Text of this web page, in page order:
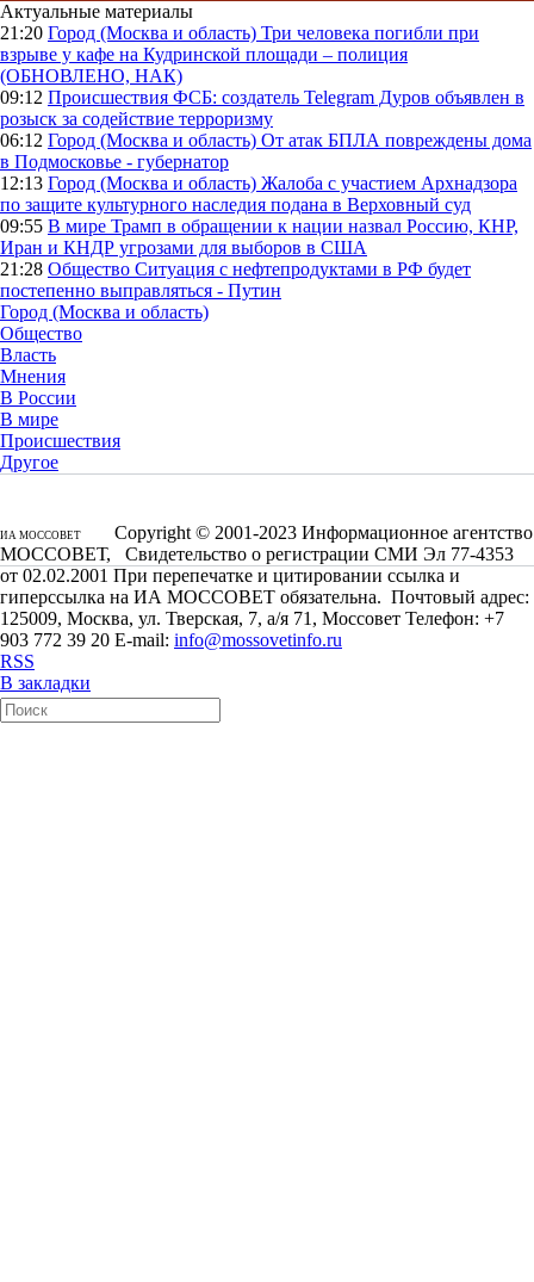
Актуальные материалы
21:20 Город (Москва и область) Три человека погибли при
взрыве у кафе на Кудринской площади – полиция
(ОБНОВЛЕНО, НАК)
09:12 Происшествия ФСБ: создатель Telegram Дуров объявлен в
розыск за содействие терроризму
06:12 Город (Москва и область) От атак БПЛА повреждены дома
в Подмосковье - губернатор
12:13 Город (Москва и область) Жалоба с участием Архнадзора
по защите культурного наследия подана в Верховный суд
09:55 В мире Трамп в обращении к нации назвал Россию, КНР,
Иран и КНДР угрозами для выборов в США
21:28 Общество Ситуация с нефтепродуктами в РФ будет
постепенно выправляться - Путин
Город (Москва и область)
Общество
Власть
Мнения
В России
В мире
Происшествия
Другое
ИА МОССОВЕТ
Copyright © 2001-2023 Информационное агентство
МОССОВЕТ, Свидетельство о регистрации СМИ Эл 77-4353
от 02.02.2001 При перепечатке и цитировании ссылка и
гиперссылка на ИА МОССОВЕТ обязательна. Почтовый адрес:
125009, Москва, ул. Тверская, 7, а/я 71, Моссовет Телефон: +7
903 772 39 20 E-mail: info@mossovetinfo.ru
RSS
В закладки